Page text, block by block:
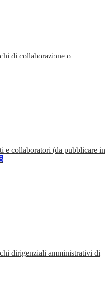
di collaborazione o
e collaboratori (da pubblicare in
dirigenziali amministrativi di